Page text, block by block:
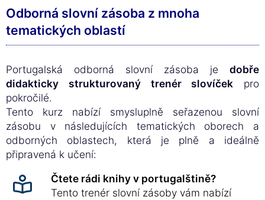
Odborná slovní zásoba z mnoha
tematických oblastí
Portugalská odborná slovní zásoba je dobře
didakticky strukturovaný trenér slovíček pro
pokročilé.
Tento kurz nabízí smysluplně seřazenou slovní
zásobu v následujících tematických oborech a
odborných oblastech, která je plně a ideálně
připravená k učení:
Čtete rádi knihy v portugalštině?
Tento trenér slovní zásoby vám nabízí